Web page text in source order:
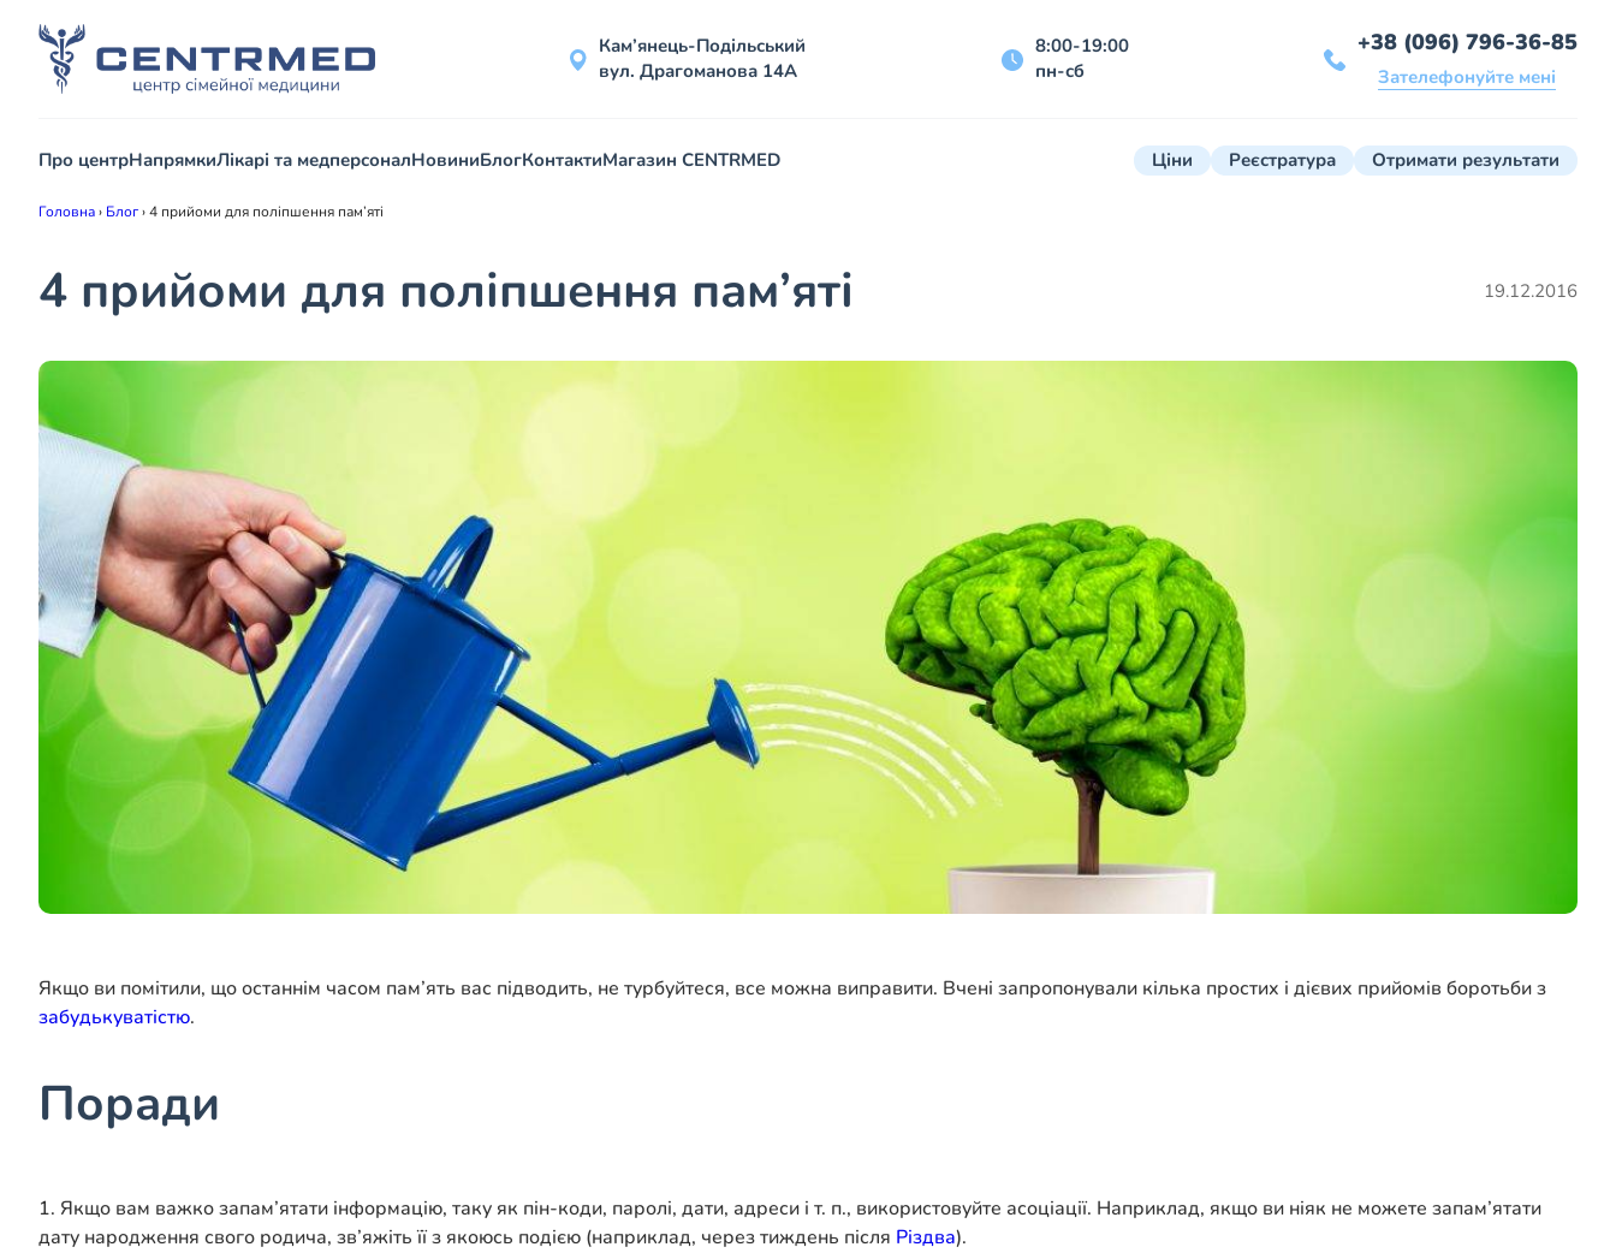
Кам’янець-Подільський
вул. Драгоманова 14А
8:00-19:00
пн-сб
+38 (096) 796-36-85
Зателефонуйте мені
Про центрНапрямкиЛікарі та медперсоналНовиниБлогКонтактиМагазин CENTRMED Ціни Реєстратура Отримати результати
Головна› Блог›4 прийоми для поліпшення пам’яті
4 прийоми для поліпшення пам’яті 19.12.2016
Якщо ви помітили, що останнім часом пам’ять вас підводить, не турбуйтеся, все можна виправити. Вчені запропонували кілька простих і дієвих прийомів боротьби з
забудькуватістю.
Поради
1. Якщо вам важко запам’ятати інформацію, таку як пін-коди, паролі, дати, адреси і т. п., використовуйте асоціації. Наприклад, якщо ви ніяк не можете запам’ятати
дату народження свого родича, зв’яжіть її з якоюсь подією (наприклад, через тиждень після Різдва).